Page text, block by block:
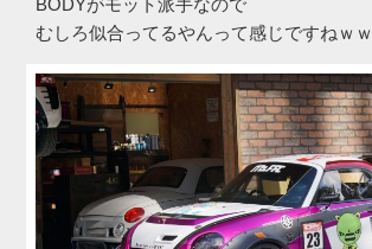
むしろ似合ってるやんって感じですねｗｗ